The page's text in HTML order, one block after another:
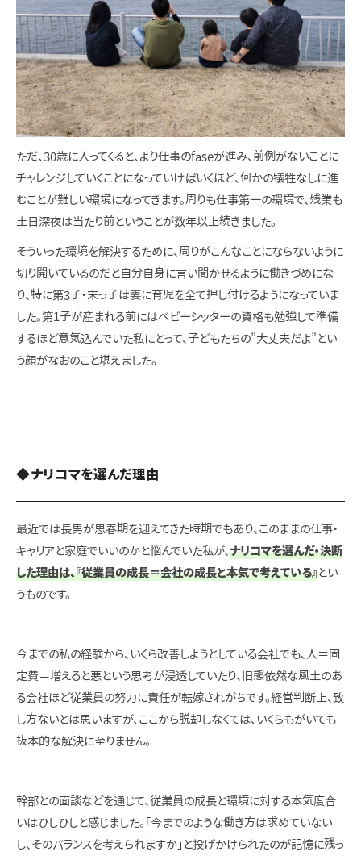
ただ、30歳に入ってくると、より仕事のfaseが進み、前例がないことに
チャレンジしていくことになっていけばいくほど、何かの犠牲なしに進
むことが難しい環境になってきます。周りも仕事第一の環境で、残業も
土日深夜は当たり前ということが数年以上続きました。
そういった環境を解決するために、周りがこんなことにならないように
切り開いているのだと自分自身に言い聞かせるように働きづめにな
り、特に第3子・末っ子は妻に育児を全て押し付けるようになっていま
した。第1子が産まれる前にはベビーシッターの資格も勉強して準備
するほど意気込んでいた私にとって、子どもたちの”大丈夫だよ”とい
う顔がなおのこと堪えました。
◆ナリコマを選んだ理由
最近では長男が思春期を迎えてきた時期でもあり、このままの仕事・
キャリアと家庭でいいのかと悩んでいた私が、 ナリコマを選んだ・決断
した理由は、『従業員の成長＝会社の成長と本気で考えている』とい
うものです。
今までの私の経験から、いくら改善しようとしている会社でも、人＝固
定費＝増えると悪という思考が浸透していたり、旧態依然な風土のあ
る会社ほど従業員の努力に責任が転嫁されがちです。経営判断上、致
し方ないとは思いますが、ここから脱却しなくては、いくらもがいても
抜本的な解決に至りません。
幹部との面談などを通じて、従業員の成長と環境に対する本気度合
いはひしひしと感じました。「今までのような働き方は求めていない
し、そのバランスを考えられますか」と投げかけられたのが記憶に残っ